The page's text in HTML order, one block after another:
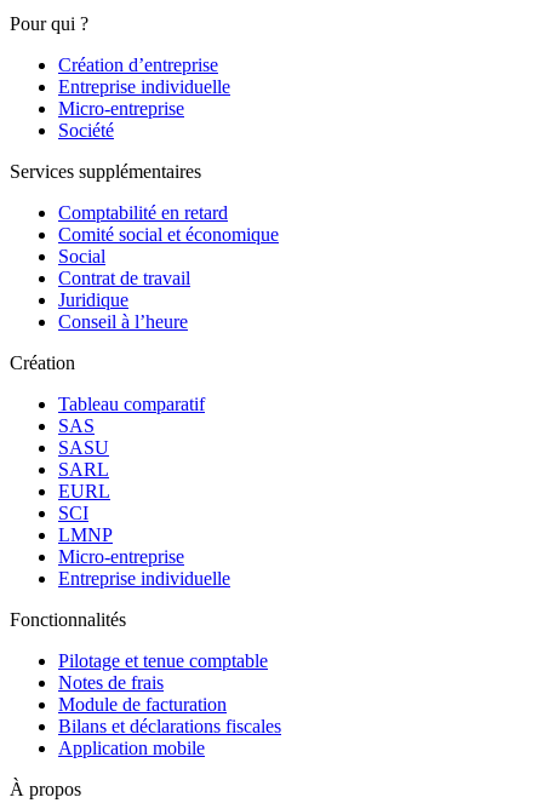
Pour qui ?
Création d’entreprise
Entreprise individuelle
Micro-entreprise
Société
Services supplémentaires
Comptabilité en retard
Comité social et économique
Social
Contrat de travail
Juridique
Conseil à l’heure
Création
Tableau comparatif
SAS
SASU
SARL
EURL
SCI
LMNP
Micro-entreprise
Entreprise individuelle
Fonctionnalités
Pilotage et tenue comptable
Notes de frais
Module de facturation
Bilans et déclarations fiscales
Application mobile
À propos